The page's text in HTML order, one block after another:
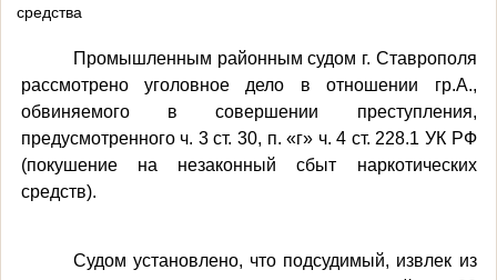
средства
Промышленным районным судом г. Ставрополя
рассмотрено уголовное дело в отношении гр.А.,
обвиняемого в совершении преступления,
предусмотренного ч. 3 ст. 30, п. «г» ч. 4 ст. 228.1 УК РФ
(покушение на незаконный сбыт наркотических
средств).
Судом установлено, что подсудимый, извлек из